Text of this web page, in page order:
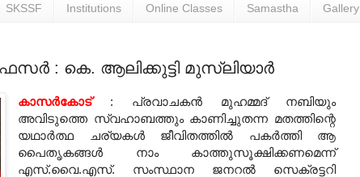
SKSSF Institutions Online Classes Samastha Gallery
: കെ. ആലിക്കുട്ടി മുസ്‌ലിയാര്‍
കാസര്‍കോട് : പ്രവാചകന്‍ മുഹമ്മദ് നബിയും
അവിടുത്തെ സ്വഹാബത്തും കാണിച്ചുതന്ന മതത്തിന്റെ
യഥാര്‍ത്ഥ ചര്യകള്‍ ജീവിതത്തില്‍ പകര്‍ത്തി ആ
പൈതൃകങ്ങള്‍ നാം കാത്തുസൂക്ഷിക്കണമെന്ന്
എസ്.വൈ.എസ്. സംസ്ഥാന ജനറല്‍ സെക്രട്ടറി